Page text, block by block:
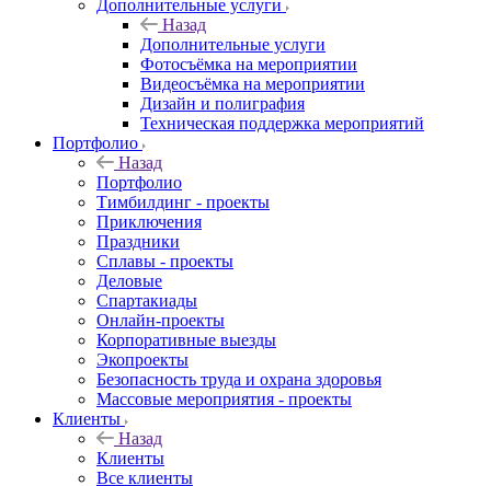
Дополнительные услуги
Назад
Дополнительные услуги
Фотосъёмка на мероприятии
Видеосъёмка на мероприятии
Дизайн и полиграфия
Техническая поддержка мероприятий
Портфолио
Назад
Портфолио
Тимбилдинг - проекты
Приключения
Праздники
Сплавы - проекты
Деловые
Спартакиады
Онлайн-проекты
Корпоративные выезды
Экопроекты
Безопасность труда и охрана здоровья
Массовые мероприятия - проекты
Клиенты
Назад
Клиенты
Все клиенты